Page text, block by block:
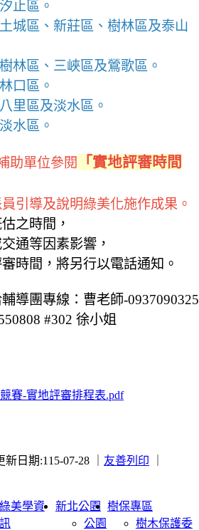
止區。
城區、新莊區、樹林區及泰山
林區、三峽區及鶯歌區。
口區。
里區及淡水區。
水區。
助單位參閱
「實地評審時間
引導及說明綠美化施作成果。
之時間，
通等因素影響，
時間，將另行以電話通知。
導團專線：曹老師-0937090325
#302 徐小姐
賽-實地評審排程表.pdf
日期:115-07-28 ｜ 友善列印
綠美學資
訊
新北公園
公園
樹保專區
樹木保護委